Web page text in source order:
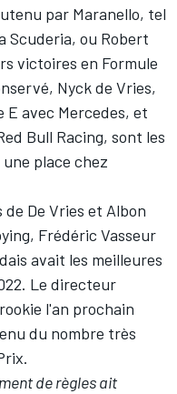
par Maranello, tel
Scuderia, ou Robert
victoires en Formule
Nyck de Vries,
E avec Mercedes, et
Bull Racing, sont les
place chez
De Vries et Albon
, Frédéric Vasseur
avait les meilleures
Le directeur
l'an prochain
du nombre très
de règles ait